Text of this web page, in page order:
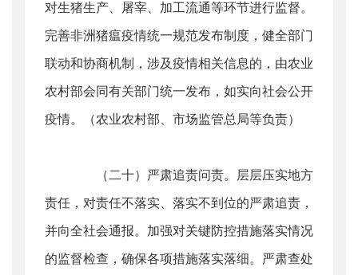
对生猪生产、屠宰、加工流通等环节进行监督。
完善非洲猪瘟疫情统一规范发布制度，健全部门
联动和协商机制，涉及疫情相关信息的，由农业
农村部会同有关部门统一发布，如实向社会公开
疫情。（农业农村部、市场监管总局等负责）
（二十）严肃追责问责。层层压实地方
责任，对责任不落实、落实不到位的严肃追责，
并向全社会通报。加强对关键防控措施落实情况
的监督检查，确保各项措施落实落细。严肃查处